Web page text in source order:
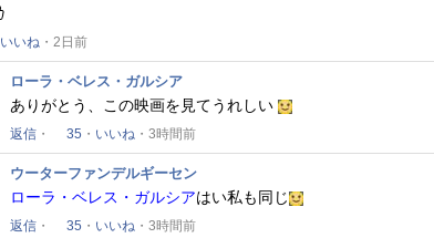
いいね ・2日前
ローラ・ベレス・ガルシア
ありがとう、この映画を見てうれしい
返信 ・ 35 ・ いいね ・3時間前
ウーターファンデルギーセン
ローラ・ベレス・ガルシアはい私も同じ
返信 ・ 35 ・ いいね ・3時間前